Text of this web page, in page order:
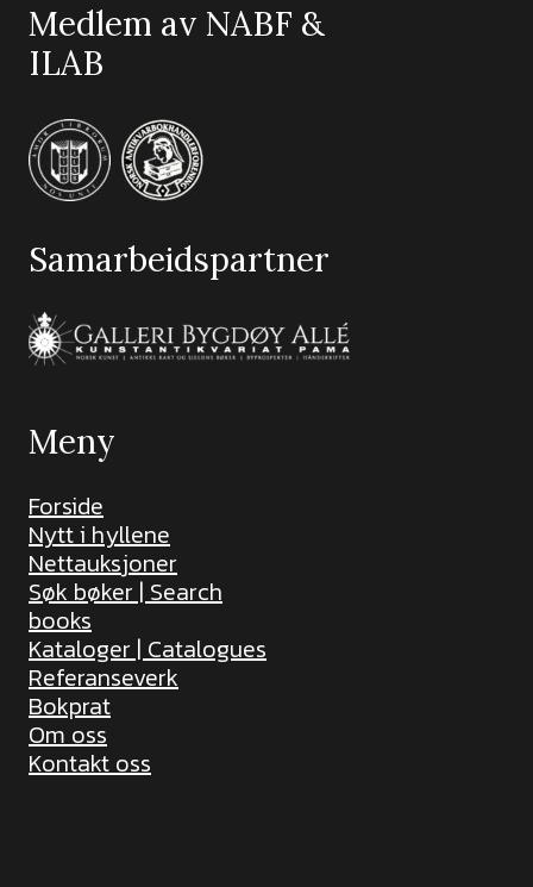
Medlem av NABF &
ILAB
Samarbeidspartner
Meny
Forside
Nytt i hyllene
Nettauksjoner
Søk bøker | Search
books
Kataloger | Catalogues
Referanseverk
Bokprat
Om oss
Kontakt oss